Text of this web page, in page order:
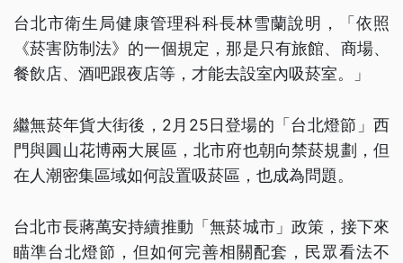
台北市衛生局健康管理科科長林雪蘭說明，「依照
《菸害防制法》的一個規定，那是只有旅館、商場、
餐飲店、酒吧跟夜店等，才能去設室內吸菸室。」
繼無菸年貨大街後，2月25日登場的「台北燈節」西
門與圓山花博兩大展區，北市府也朝向禁菸規劃，但
在人潮密集區域如何設置吸菸區，也成為問題。
台北市長蔣萬安持續推動「無菸城市」政策，接下來
瞄準台北燈節，但如何完善相關配套，民眾看法不